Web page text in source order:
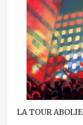
LA TOUR ABOLIE